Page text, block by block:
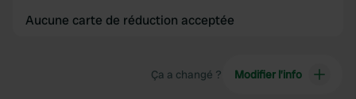
Aucune carte de réduction acceptée
Ça a changé ? Modifier l’info